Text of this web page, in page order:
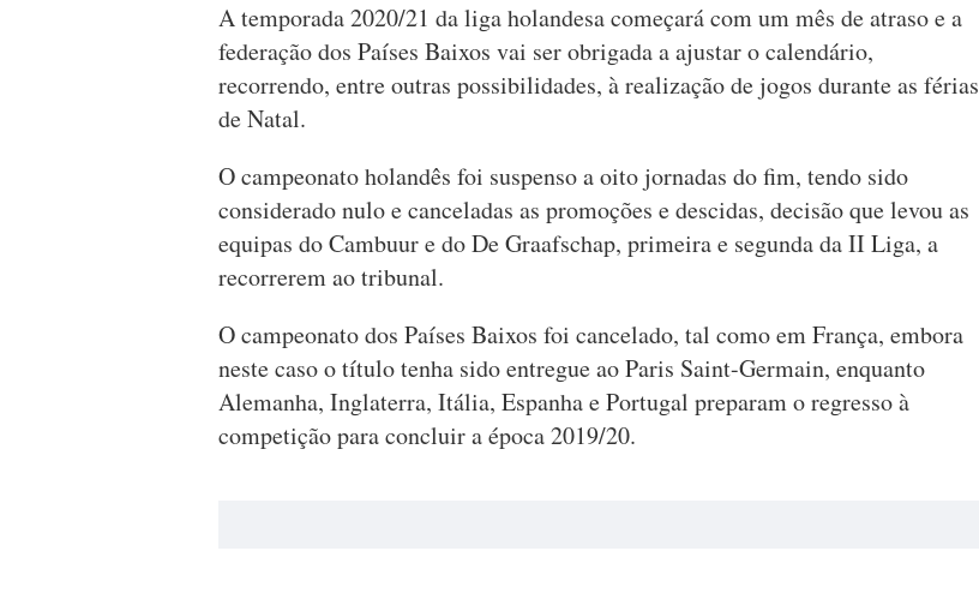
A temporada 2020/21 da liga holandesa começará com um mês de atraso e a
federação dos Países Baixos vai ser obrigada a ajustar o calendário,
recorrendo, entre outras possibilidades, à realização de jogos durante as férias
de Natal.
O campeonato holandês foi suspenso a oito jornadas do fim, tendo sido
considerado nulo e canceladas as promoções e descidas, decisão que levou as
equipas do Cambuur e do De Graafschap, primeira e segunda da II Liga, a
recorrerem ao tribunal.
O campeonato dos Países Baixos foi cancelado, tal como em França, embora
neste caso o título tenha sido entregue ao Paris Saint-Germain, enquanto
Alemanha, Inglaterra, Itália, Espanha e Portugal preparam o regresso à
competição para concluir a época 2019/20.